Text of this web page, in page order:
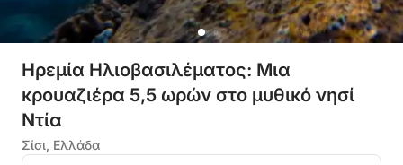
Ηρεμία Ηλιοβασιλέματος: Μια
κρουαζιέρα 5,5 ωρών στο μυθικό νησί
Ντία
Σίσι, Ελλάδα